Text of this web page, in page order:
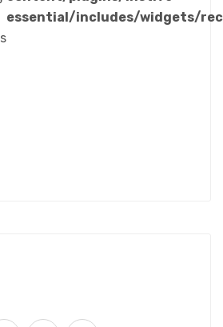
essential/includes/widgets/